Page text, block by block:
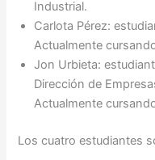
Industrial.
Carlota Pérez:
Actualmente
Jon Urbieta:
Dirección de
Actualmente
Los cuatro estudiantes